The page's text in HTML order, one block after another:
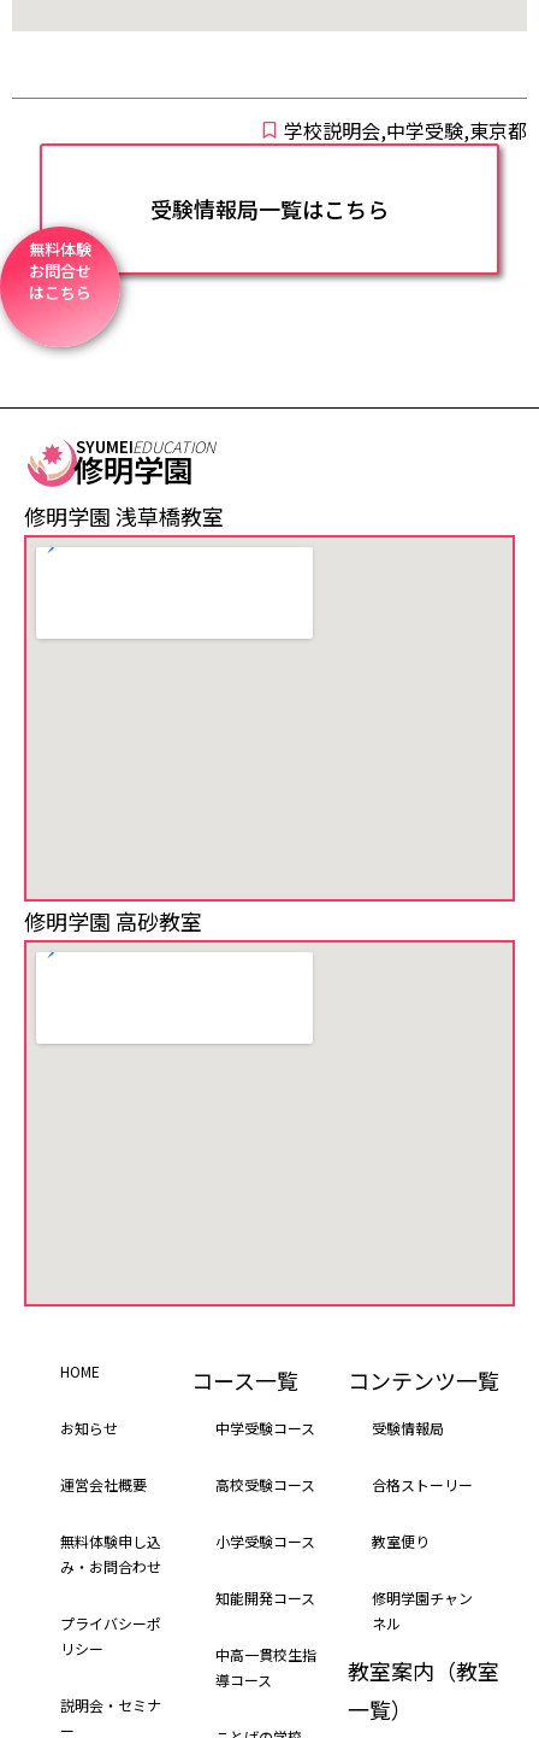
学校説明会,中学受験,東京都
受験情報局一覧はこちら
無料体験
お問合せ
はこちら
SYUMEIEDUCATION
修明学園
修明学園 浅草橋教室
修明学園 高砂教室
HOME
お知らせ
運営会社概要
無料体験申し込
み・お問合わせ
プライバシーポ
リシー
説明会・セミナ
ー
コース一覧
中学受験コース
高校受験コース
小学受験コース
知能開発コース
中高一貫校生指
導コース
コンテンツ一覧
受験情報局
合格ストーリー
教室便り
修明学園チャン
ネル
教室案内（教室
一覧）